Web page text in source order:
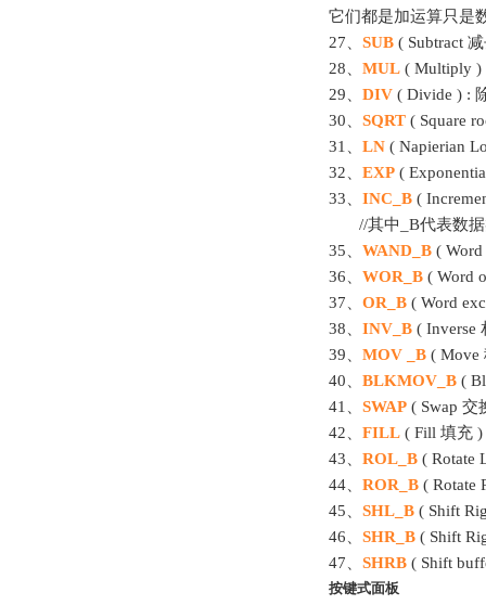
它们都是加运算只是
27、 SUB ( Subtract
28、 MUL ( Multiply )
29、 DIV ( Divide ) :
30、 SQRT ( Square
31、 LN ( Napierian
32、 EXP (
33、 INC_B (
//其中_B代表数据
35、 WAND_B (
36、 WOR_B ( Word
37、 OR_B ( Word
38、 INV_B ( Inverse
39、 MOV _B ( Move
40、 BLKMOV_B (
41、 SWAP ( Swap 交
42、 FILL ( Fill 填充
43、 ROL_B ( Rotate
44、 ROR_B ( Rotate
45、 SHL_B ( Shift
46、 SHR_B ( Shift
47、 SHRB ( Shift
按键式面板